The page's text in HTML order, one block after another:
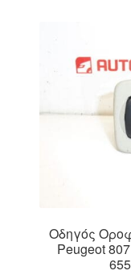
Οδηγός
Peugeot